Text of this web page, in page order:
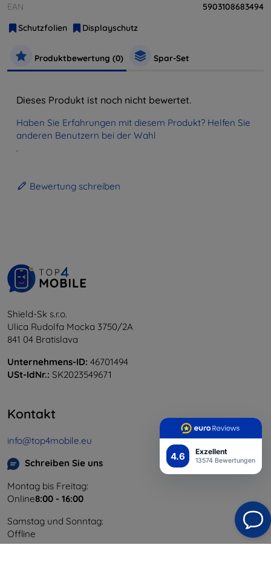
4.6 Exzellent
13574 Bewertungen
EAN
5903108683494
Schutzfolien
Displayschutz
Produktbewertung (0) Spar-Set
Dieses Produkt ist noch nicht bewertet.
Haben Sie Erfahrungen mit diesem Produkt? Helfen Sie
anderen Benutzern bei der Wahl
.
Bewertung schreiben
Shield-Sk s.r.o.
Ulica Rudolfa Mocka 3750/2A
841 04 Bratislava
Unternehmens-ID: 46701494
USt-IdNr.: SK2023549671
Kontakt
info@top4mobile.eu
Schreiben Sie uns
Montag bis Freitag:
Online8:00 - 16:00
Samstag und Sonntag:
Offline